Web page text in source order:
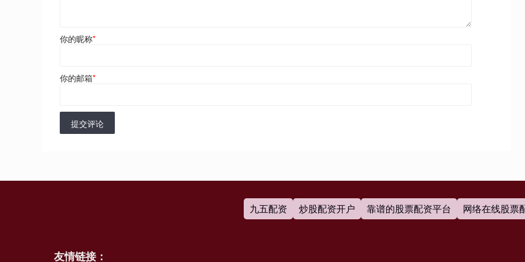
你的昵称*
你的邮箱*
提交评论
九五配资 炒股配资开户 靠谱的股票配资平台 网络在线股票
友情链接：